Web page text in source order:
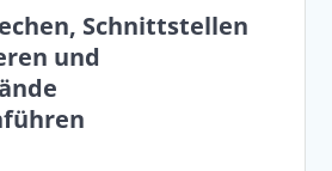
Schnittstellen
und